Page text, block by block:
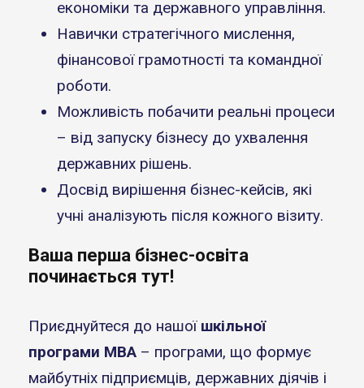
економіки та державного управління.
Навички стратегічного мислення,
фінансової грамотності та командної
роботи.
Можливість побачити реальні процеси
– від запуску бізнесу до ухвалення
державних рішень.
Досвід вирішення бізнес-кейсів, які
учні аналізують після кожного візиту.
Ваша перша бізнес-освіта
починається тут!
Приєднуйтеся до нашої шкільної
програми MBA – програми, що формує
майбутніх підприємців, державних діячів і